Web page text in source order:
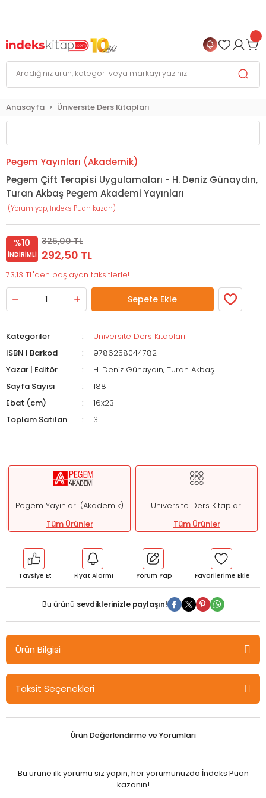
Anasayfa Üniversite Ders Kitapları
Pegem Yayınları (Akademik)
Pegem Çift Terapisi Uygulamaları - H. Deniz Günaydın,
Turan Akbaş Pegem Akademi Yayınları
(Yorum yap, İndeks Puan kazan)
%10
İNDIRIMLI
325,00 TL
292,50 TL
73,13 TL'den başlayan taksitlerle!
Sepete Ekle
Kategoriler
Üniversite Ders Kitapları
ISBN | Barkod
9786258044782
Yazar | Editör
H. Deniz Günaydın, Turan Akbaş
Sayfa Sayısı
188
Ebat (cm)
16x23
Toplam Satılan
3
Pegem Yayınları (Akademik)
Tüm Ürünler
Üniversite Ders Kitapları
Tüm Ürünler
Tavsiye Et Fiyat Alarmı Yorum Yap
Bu ürünü sevdiklerinizle paylaşın!
Ürün Bilgisi
Pegem Çift Terapisi Uygulamaları - H. Deniz Günaydın, Turan
Akbaş Pegem Akademi Yayınları
gelirler. Birlikte daha güçlü, daha sevgi dolu, daha doyum içinde
Bu kitap yolda olan çiftlerin yoruldukları, zorlandıkları,
Taksit Seçenekleri
Ürün Değerlendirme ve Yorumları
Bu ürüne ilk yorumu siz yapın, her yorumunuzda İndeks Puan
kazanın!